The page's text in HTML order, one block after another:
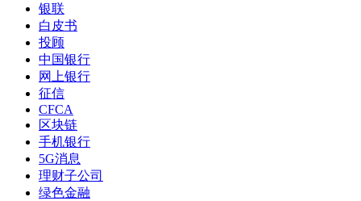
银联
白皮书
投顾
中国银行
网上银行
征信
CFCA
区块链
手机银行
5G消息
理财子公司
绿色金融